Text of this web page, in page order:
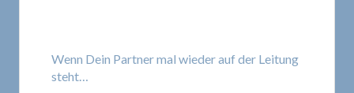
Wenn Dein Partner mal wieder auf der Leitung
steht…